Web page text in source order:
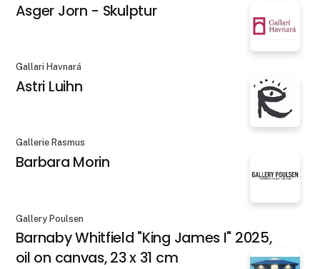
Asger Jorn - Skulptur
Gallari Havnará
Astri Luihn
Gallerie Rasmus
Barbara Morin
Gallery Poulsen
Barnaby Whitfield "King James I" 2025,
oil on canvas, 23 x 31 cm